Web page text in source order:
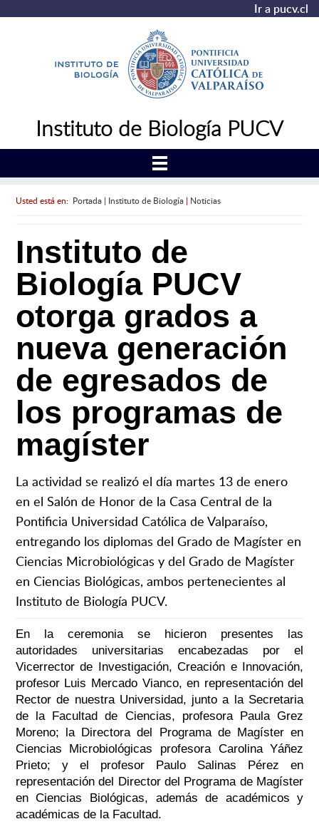
Ir a pucv.cl
Instituto de Biología PUCV
Usted está en: Portada| Instituto de Biología| Noticias
Instituto de
Biología PUCV
otorga grados a
nueva generación
de egresados de
los programas de
magíster
La actividad se realizó el día martes 13 de enero
en el Salón de Honor de la Casa Central de la
Pontificia Universidad Católica de Valparaíso,
entregando los diplomas del Grado de Magíster en
Ciencias Microbiológicas y del Grado de Magíster
en Ciencias Biológicas, ambos pertenecientes al
Instituto de Biología PUCV.
En la ceremonia se hicieron presentes las
autoridades universitarias encabezadas por el
Vicerrector de Investigación, Creación e Innovación,
profesor Luis Mercado Vianco, en representación del
Rector de nuestra Universidad, junto a la Secretaria
de la Facultad de Ciencias, profesora Paula Grez
Moreno; la Directora del Programa de Magíster en
Ciencias Microbiológicas profesora Carolina Yáñez
Prieto; y el profesor Paulo Salinas Pérez en
representación del Director del Programa de Magíster
en Ciencias Biológicas, además de académicos y
académicas de la Facultad.